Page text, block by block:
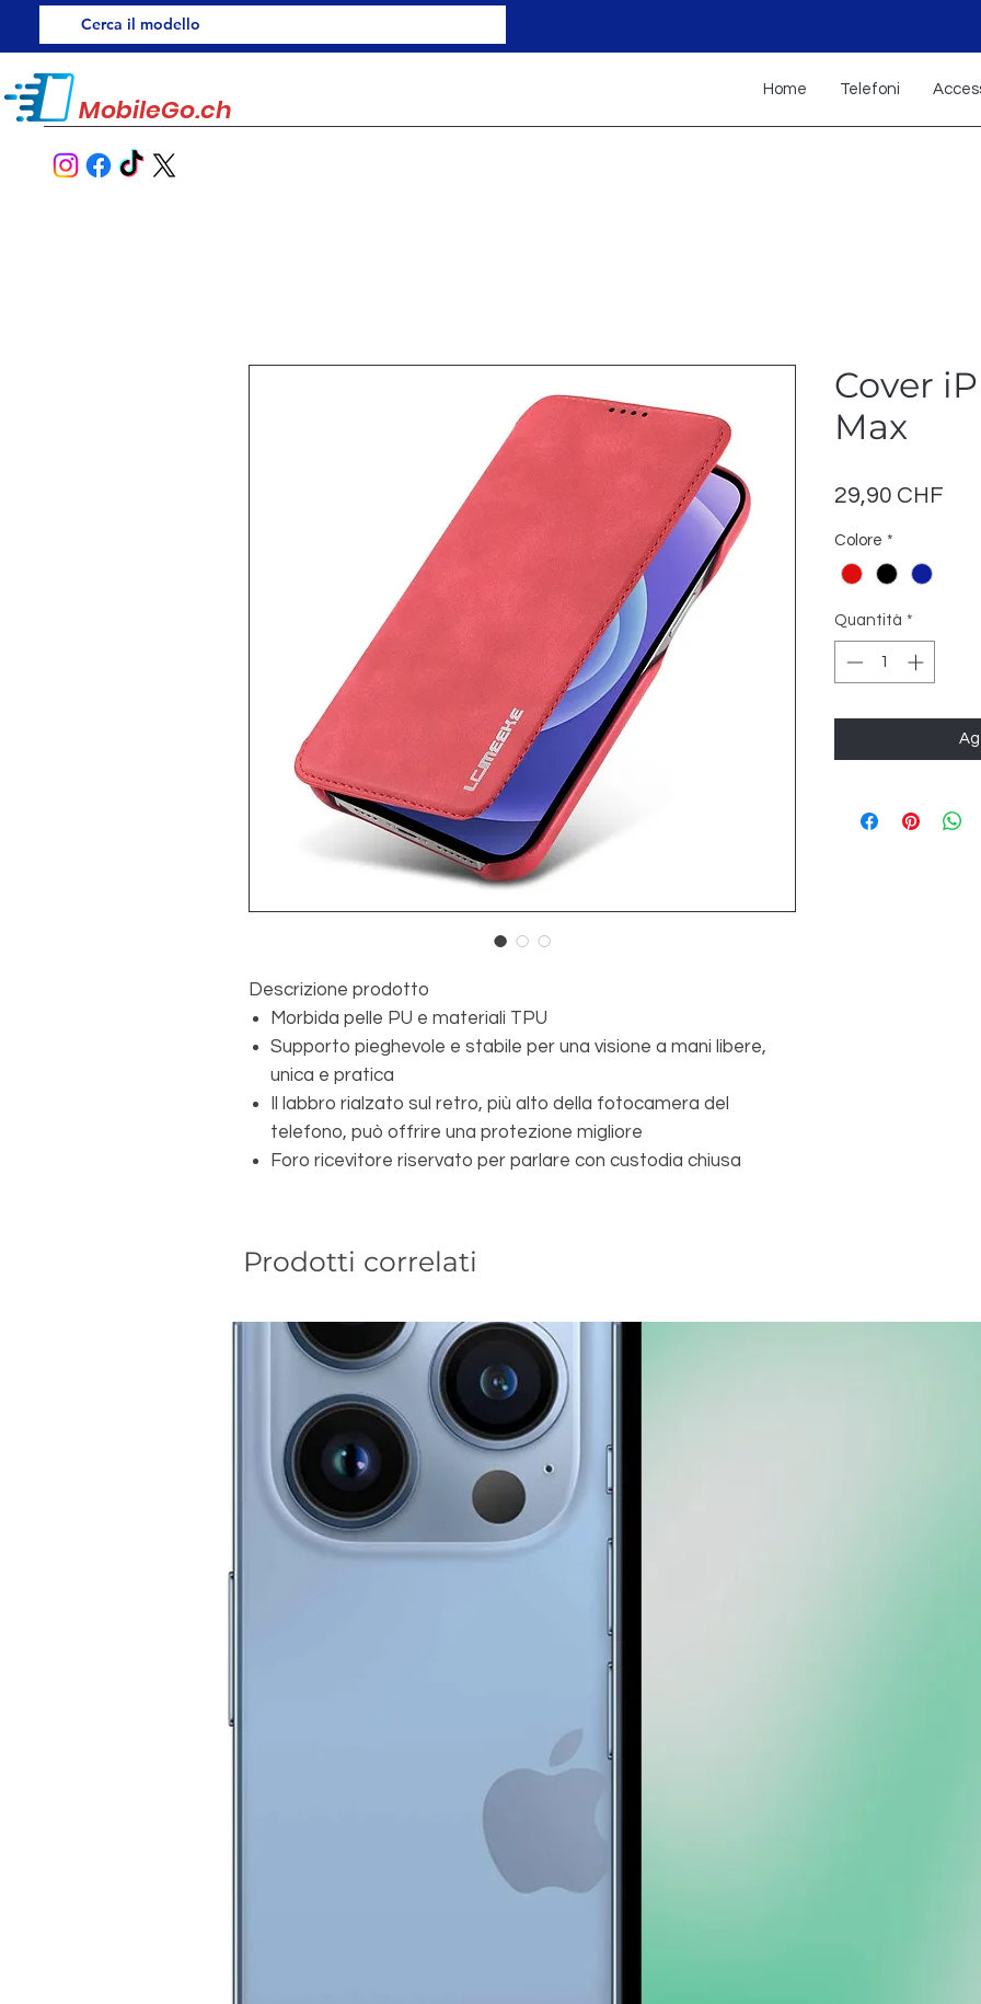
MobileGo.ch
Home Telefoni
Descrizione prodotto
Morbida pelle PU e materiali TPU
Supporto pieghevole e stabile per una visione a mani libere,
unica e pratica
Il labbro rialzato sul retro, più alto della fotocamera del
telefono, può offrire una protezione migliore
Foro ricevitore riservato per parlare con custodia chiusa
Cover
Max
29,90 CHF
Colore *
Quantità *
Prodotti correlati